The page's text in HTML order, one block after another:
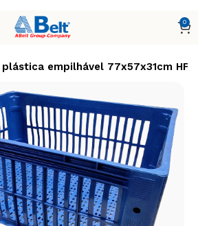
0
plástica empilhável 77x57x31cm